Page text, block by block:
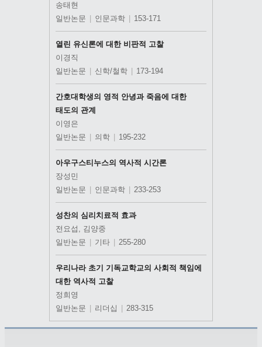
송태현
일반논문
인문과학 153-171
열린 유신론에 대한 비판적 고찰
이경직
일반논문
신학/철학 173-194
간호대학생의 영적 안녕과 죽음에 대한
태도의 관계
이영은
일반논문
의학 195-232
아우구스티누스의 역사적 시간론
장성민
일반논문
인문과학 233-253
성찬의 심리치료적 효과
전요섭, 김양중
일반논문
기타 255-280
우리나라 초기 기독교학교의 사회적 책임에
대한 역사적 고찰
정희영
일반논문
리더십 283-315